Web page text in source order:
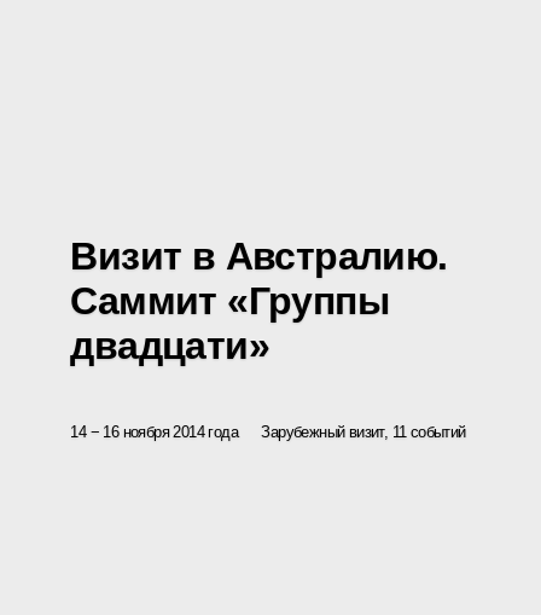
Визит в Австралию.
Саммит «Группы
двадцати»
14 − 16 ноября 2014 года Зарубежный визит, 11 событий